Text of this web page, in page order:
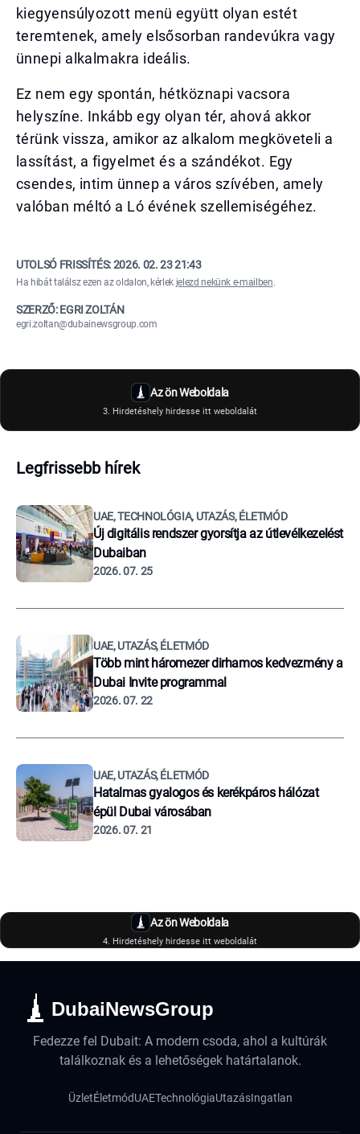
kiegyensúlyozott menü együtt olyan estét
teremtenek, amely elsősorban randevúkra vagy
ünnepi alkalmakra ideális.
Ez nem egy spontán, hétköznapi vacsora
helyszíne. Inkább egy olyan tér, ahová akkor
térünk vissza, amikor az alkalom megköveteli a
lassítást, a figyelmet és a szándékot. Egy
csendes, intim ünnep a város szívében, amely
valóban méltó a Ló évének szellemiségéhez.
UTOLSÓ FRISSÍTÉS:2026. 02. 23 21:43
Ha hibát találsz ezen az oldalon, kérlek jelezd nekünk e-mailben.
SZERZŐ: EGRI ZOLTÁN
egri.zoltan@dubainewsgroup.com
Az ön Weboldala
3. Hirdetéshely hirdesse itt weboldalát
Legfrissebb hírek
UAE, TECHNOLÓGIA, UTAZÁS, ÉLETMÓD
Új digitális rendszer gyorsítja az útlevélkezelést
Dubaiban
2026. 07. 25
UAE, UTAZÁS, ÉLETMÓD
Több mint háromezer dirhamos kedvezmény a
Dubai Invite programmal
2026. 07. 22
UAE, UTAZÁS, ÉLETMÓD
Hatalmas gyalogos és kerékpáros hálózat
épül Dubai városában
2026. 07. 21
Az ön Weboldala
4. Hirdetéshely hirdesse itt weboldalát
DubaiNewsGroup
Fedezze fel Dubait: A modern csoda, ahol a kultúrák
találkoznak és a lehetőségek határtalanok.
ÜzletÉletmódUAETechnológiaUtazásIngatlan